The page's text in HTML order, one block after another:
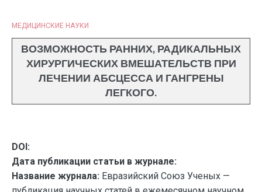
МЕДИЦИНСКИЕ НАУКИ
ВОЗМОЖНОСТЬ РАННИХ, РАДИКАЛЬНЫХ
ХИРУРГИЧЕСКИХ ВМЕШАТЕЛЬСТВ ПРИ
ЛЕЧЕНИИ АБСЦЕССА И ГАНГРЕНЫ
ЛЕГКОГО.
DOI:
Дата публикации статьи в журнале:
Название журнала: Евразийский Союз Ученых —